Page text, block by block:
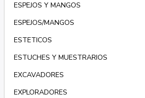
ESPEJOS Y MANGOS
ESPEJOS/MANGOS
ESTETICOS
ESTUCHES Y MUESTRARIOS
EXCAVADORES
EXPLORADORES